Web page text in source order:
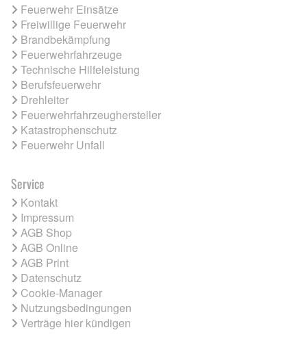
Feuerwehr Einsätze
Freiwillige Feuerwehr
Brandbekämpfung
Feuerwehrfahrzeuge
Technische Hilfeleistung
Berufsfeuerwehr
Drehleiter
Feuerwehrfahrzeughersteller
Katastrophenschutz
Feuerwehr Unfall
Service
Kontakt
Impressum
AGB Shop
AGB Online
AGB Print
Datenschutz
Cookie-Manager
Nutzungsbedingungen
Verträge hier kündigen